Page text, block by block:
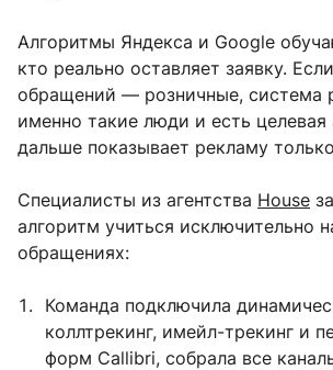
Алгоритмы Яндекса и Google
кто реально оставляет заявку.
обращений — розничные, система
именно такие люди и есть целевая
дальше показывает рекламу
Специалисты из агентства House
алгоритм учиться исключительно
обращениях:
Команда подключила
коллтрекинг, имейл-трекинг и
форм Callibri, собрала все